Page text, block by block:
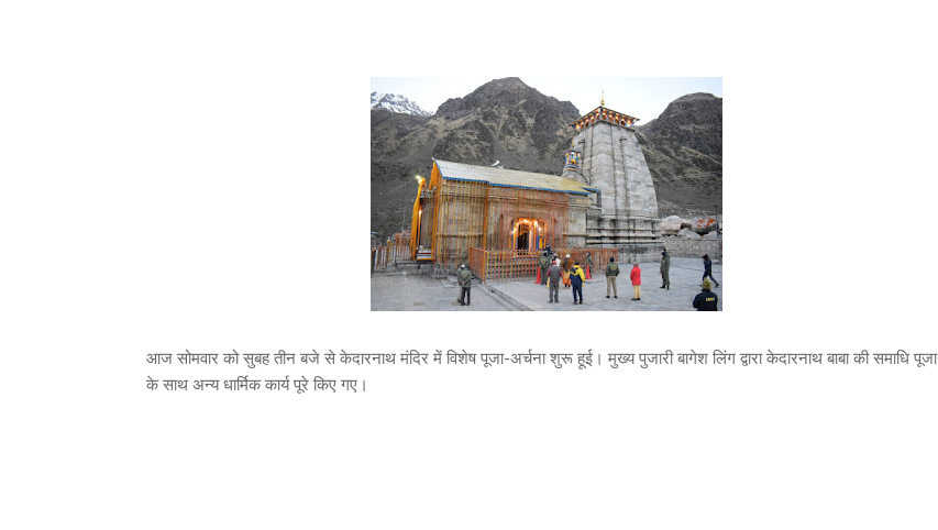
आज सोमवार को सुबह तीन बजे से केदारनाथ मंदिर में विशेष पूजा-अर्चना शुरू हूई। मुख्य पुजारी बागेश लिंग द्वारा केदारनाथ बाबा की समाधि पूजा
के साथ अन्य धार्मिक कार्य पूरे किए गए।